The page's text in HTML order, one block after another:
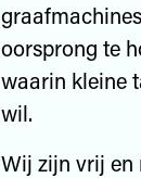
oorsprong te
waarin kleine
wil.
Wij zijn vrij en